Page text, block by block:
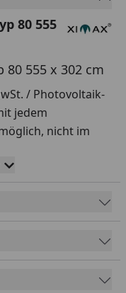
80 555
80 555 x 302 cm
/ Photovoltaik-
jedem
nicht im
elegantes
und sorgt
bei gleichzeitig
Dach besteht aus